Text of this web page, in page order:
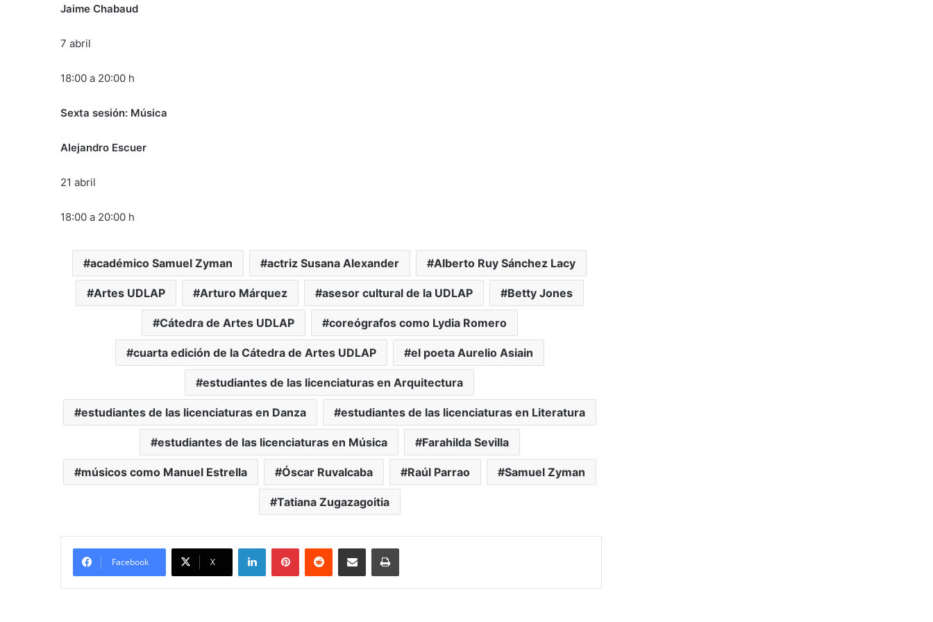
Jaime Chabaud
7 abril
18:00 a 20:00 h
Sexta sesión: Música
Alejandro Escuer
21 abril
18:00 a 20:00 h
académico Samuel Zyman actriz Susana Alexander Alberto Ruy Sánchez Lacy
Artes UDLAP Arturo Márquez asesor cultural de la UDLAP Betty Jones
Cátedra de Artes UDLAP coreógrafos como Lydia Romero
cuarta edición de la Cátedra de Artes UDLAP el poeta Aurelio Asiain
estudiantes de las licenciaturas en Arquitectura
estudiantes de las licenciaturas en Danza estudiantes de las licenciaturas en Literatura
estudiantes de las licenciaturas en Música Farahilda Sevilla
músicos como Manuel Estrella Óscar Ruvalcaba Raúl Parrao Samuel Zyman
Tatiana Zugazagoitia
Facebook X
LinkedInPinterestReddit Share via Email Print